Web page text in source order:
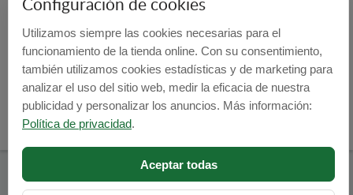
Harghita, Romania
E-mail: info@cubrecarter.com
Cubre Carter -© 2026
Configuración de cookies
Utilizamos siempre las cookies necesarias para el
funcionamiento de la tienda online. Con su consentimiento,
también utilizamos cookies estadísticas y de marketing para
analizar el uso del sitio web, medir la eficacia de nuestra
publicidad y personalizar los anuncios. Más información:
Política de privacidad.
Aceptar todas